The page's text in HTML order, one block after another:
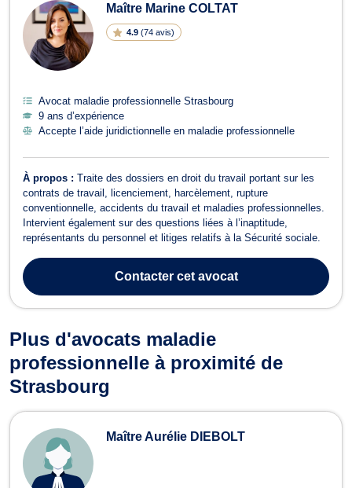
Maître Marine COLTAT
4.9 (74 avis)
Avocat maladie professionnelle Strasbourg
9 ans d’expérience
Accepte l’aide juridictionnelle en maladie professionnelle
À propos : Traite des dossiers en droit du travail portant sur les
contrats de travail, licenciement, harcèlement, rupture
conventionnelle, accidents du travail et maladies professionnelles.
Intervient également sur des questions liées à l’inaptitude,
représentants du personnel et litiges relatifs à la Sécurité sociale.
Contactercet avocat
Plus d'avocats maladie
professionnelle à proximité de
Strasbourg
Maître Aurélie DIEBOLT